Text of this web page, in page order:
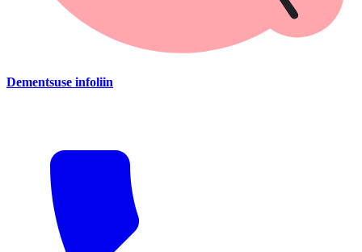
Dementsuse infoliin